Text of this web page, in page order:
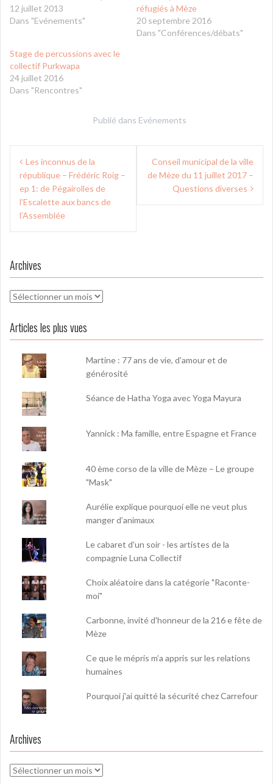
12 juillet 2013
Dans "Evénements"
réfugiés à Mèze
20 septembre 2016
Dans "Conférences/débats"
Stage de percussions avec le
collectif Purkwapa
24 juillet 2016
Dans "Rencontres"
Publié dans Evénements
Navigation
de
l’article
Les inconnus de la
république – Frédéric Roig –
ep 1: de Pégairolles de
l’Escalette aux bancs de
l’Assemblée
Conseil municipal de la ville
de Mèze du 11 juillet 2017 –
Questions diverses
Archives
Archives
Articles les plus vues
Martine : 77 ans de vie, d'amour et de
générosité
Séance de Hatha Yoga avec Yoga Mayura
Yannick : Ma famille, entre Espagne et France
40 ème corso de la ville de Mèze – Le groupe
"Mask"
Aurélie explique pourquoi elle ne veut plus
manger d’animaux
Le cabaret d'un soir - les artistes de la
compagnie Luna Collectif
Choix aléatoire dans la catégorie "Raconte-
moi"
Carbonne, invité d'honneur de la 216 e fête de
Mèze
Ce que le mépris m’a appris sur les relations
humaines
Pourquoi j'ai quitté la sécurité chez Carrefour
Archives
Archives